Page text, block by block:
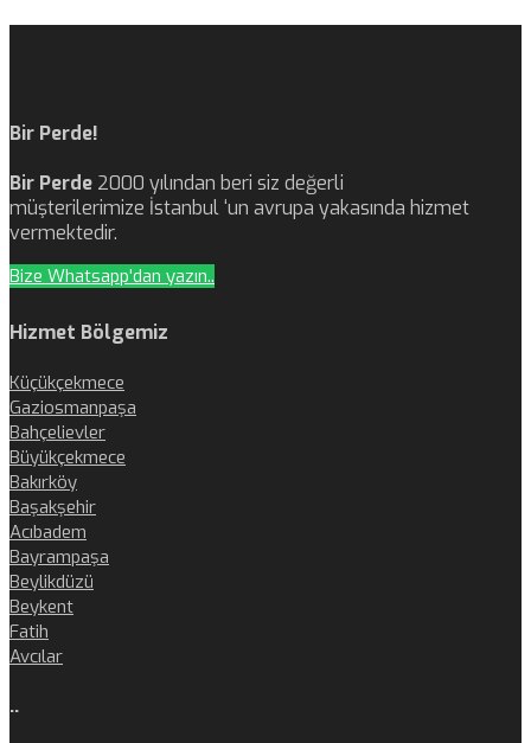
Bir Perde!
Bir Perde 2000 yılından beri siz değerli
müşterilerimize İstanbul ‘un avrupa yakasında hizmet
vermektedir.
Bize Whatsapp'dan yazın..
Hizmet Bölgemiz
Küçükçekmece
Gaziosmanpaşa
Bahçelievler
Büyükçekmece
Bakırköy
Başakşehir
Acıbadem
Bayrampaşa
Beylikdüzü
Beykent
Fatih
Avcılar
..